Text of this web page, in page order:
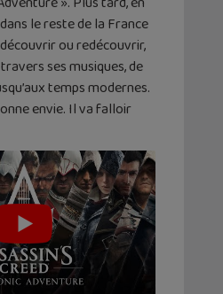
le reste de la France
ou redécouvrir,
ses musiques, de
temps modernes.
envie. Il va falloir